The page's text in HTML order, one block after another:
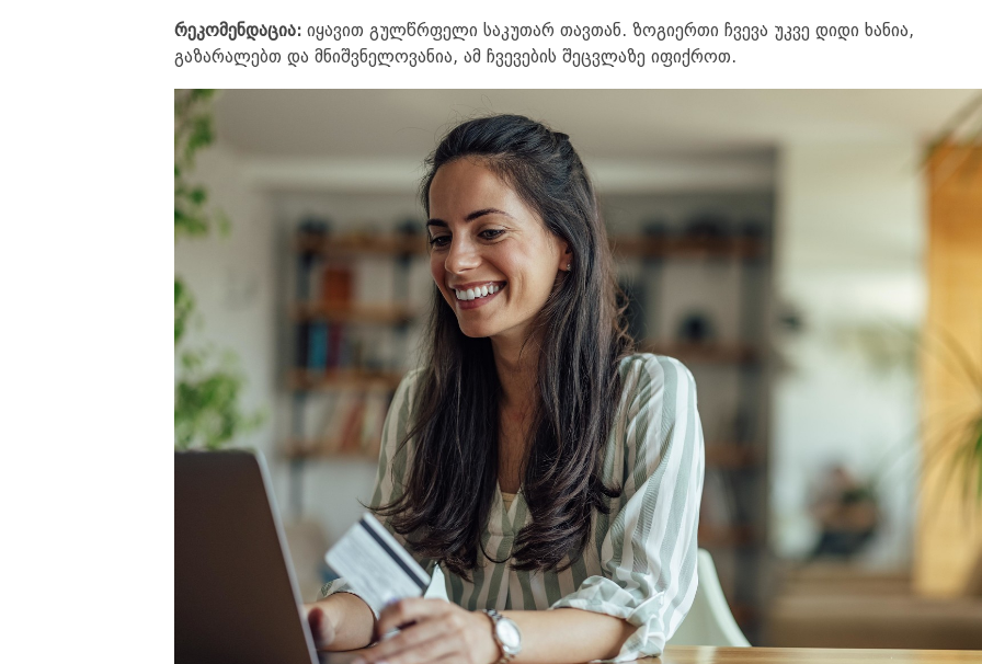
რეკომენდაცია: იყავით გულწრფელი საკუთარ თავთან. ზოგიერთი ჩვევა უკვე დიდი ხანია,
გაზარალებთ და მნიშვნელოვანია, ამ ჩვევების შეცვლაზე იფიქროთ.